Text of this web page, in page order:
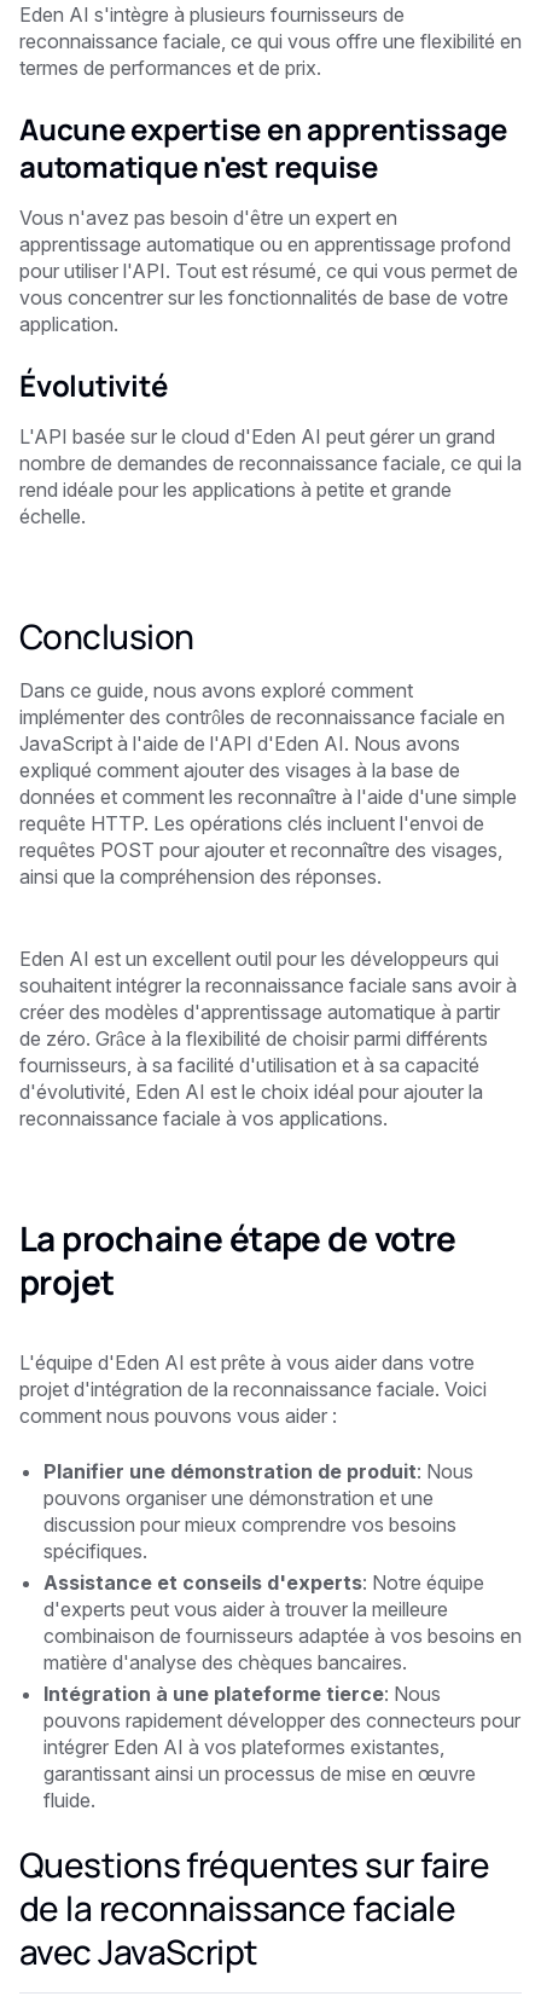
Eden AI s'intègre à plusieurs fournisseurs de
reconnaissance faciale, ce qui vous offre une flexibilité en
termes de performances et de prix.
Aucune expertise en apprentissage
automatique n'est requise
Vous n'avez pas besoin d'être un expert en
apprentissage automatique ou en apprentissage profond
pour utiliser l'API. Tout est résumé, ce qui vous permet de
vous concentrer sur les fonctionnalités de base de votre
application.
Évolutivité
L'API basée sur le cloud d'Eden AI peut gérer un grand
nombre de demandes de reconnaissance faciale, ce qui la
rend idéale pour les applications à petite et grande
échelle.
Conclusion
Dans ce guide, nous avons exploré comment
implémenter des contrôles de reconnaissance faciale en
JavaScript à l'aide de l'API d'Eden AI. Nous avons
expliqué comment ajouter des visages à la base de
données et comment les reconnaître à l'aide d'une simple
requête HTTP. Les opérations clés incluent l'envoi de
requêtes POST pour ajouter et reconnaître des visages,
ainsi que la compréhension des réponses.
Eden AI est un excellent outil pour les développeurs qui
souhaitent intégrer la reconnaissance faciale sans avoir à
créer des modèles d'apprentissage automatique à partir
de zéro. Grâce à la flexibilité de choisir parmi différents
fournisseurs, à sa facilité d'utilisation et à sa capacité
d'évolutivité, Eden AI est le choix idéal pour ajouter la
reconnaissance faciale à vos applications.
La prochaine étape de votre
projet
L'équipe d'Eden AI est prête à vous aider dans votre
projet d'intégration de la reconnaissance faciale. Voici
comment nous pouvons vous aider :
Planifier une démonstration de produit: Nous
pouvons organiser une démonstration et une
discussion pour mieux comprendre vos besoins
spécifiques.
Assistance et conseils d'experts: Notre équipe
d'experts peut vous aider à trouver la meilleure
combinaison de fournisseurs adaptée à vos besoins en
matière d'analyse des chèques bancaires.
Intégration à une plateforme tierce: Nous
pouvons rapidement développer des connecteurs pour
intégrer Eden AI à vos plateformes existantes,
garantissant ainsi un processus de mise en œuvre
fluide.
Questions fréquentes sur faire
de la reconnaissance faciale
avec JavaScript